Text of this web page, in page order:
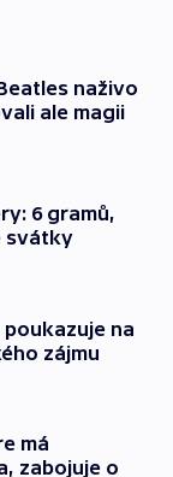
naživo
ale magii
6 gramů,
svátky
poukazuje na
zájmu
má
zabojuje o